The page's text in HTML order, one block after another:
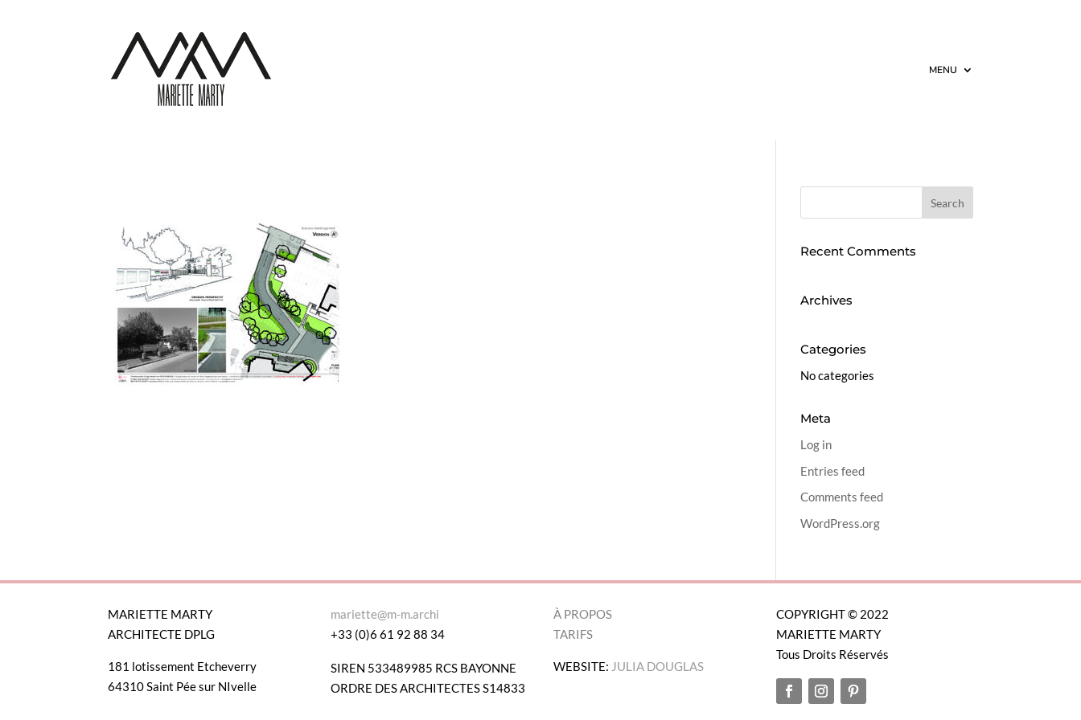
MENU
Recent Comments
Archives
Categories
No categories
Meta
Log in
Entries feed
Comments feed
WordPress.org
MARIETTE MARTY
ARCHITECTE DPLG
181 lotissement Etcheverry
64310 Saint Pée sur NIvelle
mariette@m-m.archi
+33 (0)6 61 92 88 34
SIREN 533489985 RCS BAYONNE
ORDRE DES ARCHITECTES S14833
À PROPOS
TARIFS
WEBSITE: JULIA DOUGLAS
COPYRIGHT © 2022
MARIETTE MARTY
Tous Droits Réservés